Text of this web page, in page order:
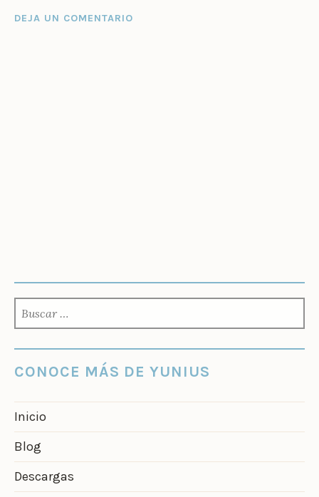
DEJA UN COMENTARIO
CONOCE MÁS DE YUNIUS
Inicio
Blog
Descargas